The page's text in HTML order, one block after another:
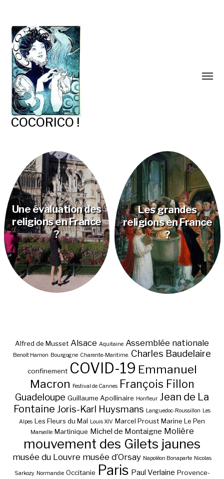
COCORICO !
Une évaluation des
religions en France
?
Les grandes
religions en France
?
Alfred de Musset Alsace Aquitaine Assemblée nationale
Benoît Hamon Bourgogne Charente-Maritime. Charles Baudelaire
confinement COVID-19 Emmanuel
Macron Festival de Cannes François Fillon
Guadeloupe Guillaume Apollinaire Honfleur Jean de La
Fontaine Joris-Karl Huysmans Languedoc-Roussillon Les
Alpes Les Fleurs du Mal Louis XIV Marcel Proust Marine Le Pen
Marseille Martinique Michel de Montaigne Molière
mouvement des Gilets jaunes
musée du Louvre musée d’Orsay Napoléon Bonaparte Nicolas
Sarkozy Normandie Occitanie Paris Paul Verlaine Provence-